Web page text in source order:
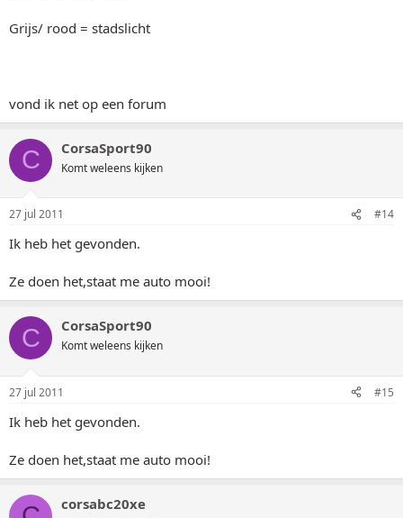
Grijs/ rood = stadslicht
vond ik net op een forum
C CorsaSport90
Komt weleens kijken
27 jul 2011 #14
Ik heb het gevonden.
Ze doen het,staat me auto mooi!
C CorsaSport90
Komt weleens kijken
27 jul 2011 #15
Ik heb het gevonden.
Ze doen het,staat me auto mooi!
corsabc20xe